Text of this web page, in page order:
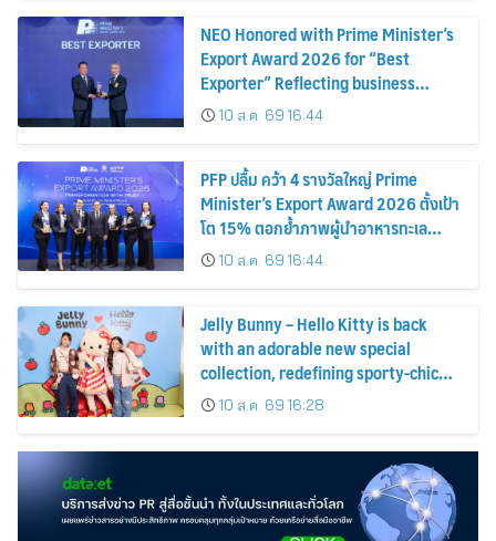
NEO Honored with Prime Minister’s
Export Award 2026 for “Best
Exporter” Reflecting business
excellence, elevating Thai products
globally
10 ส.ค. 69 16:44
PFP ปลื้ม คว้า 4 รางวัลใหญ่ Prime
Minister’s Export Award 2026 ตั้งเป้า
โต 15% ตอกย้ำภาพผู้นำอาหารทะเล
แปรรูป
10 ส.ค. 69 16:44
Jelly Bunny – Hello Kitty is back
with an adorable new special
collection, redefining sporty-chic
fashion by blending timeless
classics with playful fun
10 ส.ค. 69 16:28